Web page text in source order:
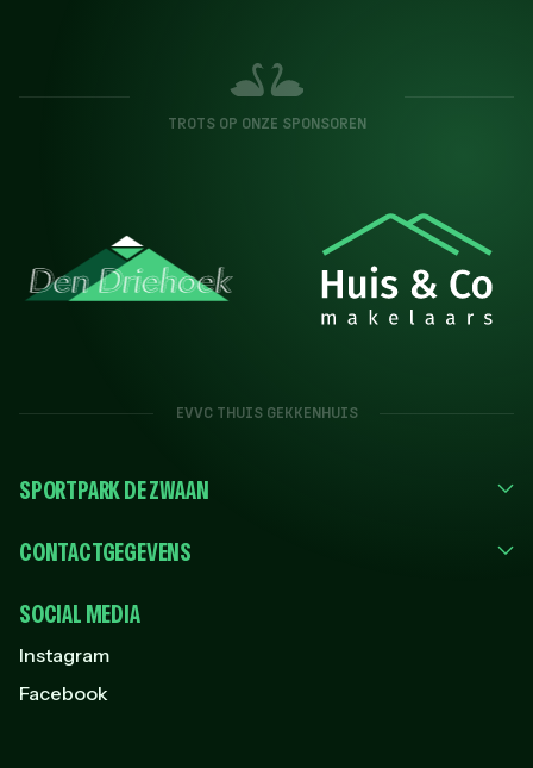
TROTS OP ONZE SPONSOREN
EVVC THUIS GEKKENHUIS
SPORTPARK DE ZWAAN
CONTACTGEGEVENS
SOCIAL MEDIA
Instagram
Facebook